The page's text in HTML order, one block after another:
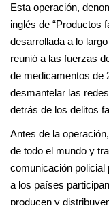
Esta operación,
inglés de “Productos
desarrollada a lo
reunió a las fuerzas
de medicamentos de
desmantelar las
detrás de los delitos
Antes de la
de todo el mundo y
comunicación policial
a los países
producen y